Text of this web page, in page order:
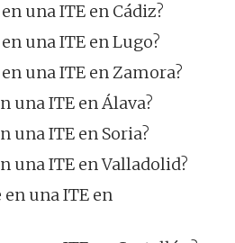
una ITE en Cádiz?
una ITE en Lugo?
una ITE en Zamora?
una ITE en Álava?
una ITE en Soria?
una ITE en Valladolid?
en una ITE en